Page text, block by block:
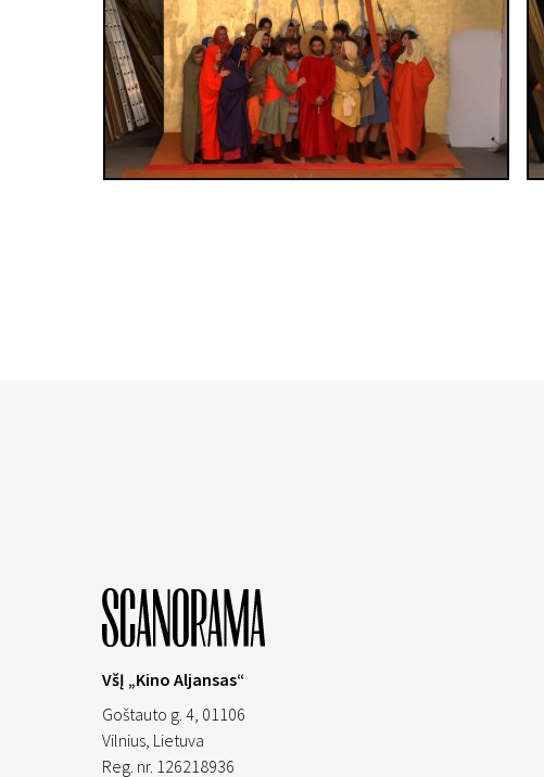
VšĮ „Kino Aljansas“
Goštauto g. 4, 01106
Vilnius, Lietuva
Reg. nr. 126218936